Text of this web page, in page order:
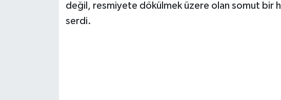
değil, resmiyete dökülmek üzere olan somut bir
serdi.